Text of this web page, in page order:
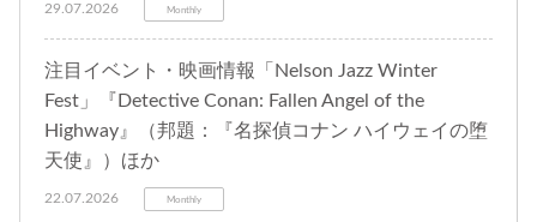
29.07.2026 Monthly
注目イベント・映画情報「Nelson Jazz Winter
Fest」『Detective Conan: Fallen Angel of the
Highway』（邦題：『名探偵コナン ハイウェイの堕
天使』）ほか
22.07.2026 Monthly